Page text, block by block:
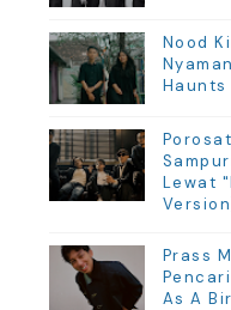
Nood
Haunts
Lewat
Prass
As A